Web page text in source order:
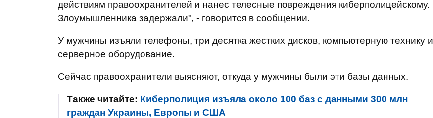
действиям правоохранителей и нанес телесные повреждения киберполицейскому.
Злоумышленника задержали", - говорится в сообщении.
У мужчины изъяли телефоны, три десятка жестких дисков, компьютерную технику и
серверное оборудование.
Сейчас правоохранители выясняют, откуда у мужчины были эти базы данных.
Также читайте: Киберполиция изъяла около 100 баз с данными 300 млн
граждан Украины, Европы и США